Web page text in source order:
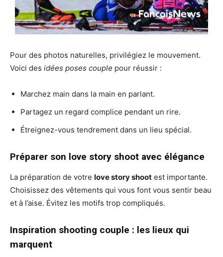
Pour des photos naturelles, privilégiez le mouvement.
Voici des idées poses couple pour réussir :
Marchez main dans la main en parlant.
Partagez un regard complice pendant un rire.
Étreignez-vous tendrement dans un lieu spécial.
Préparer son love story shoot avec élégance
La préparation de votre love story shoot est importante.
Choisissez des vêtements qui vous font vous sentir beau
et à l’aise. Évitez les motifs trop compliqués.
Inspiration shooting couple : les lieux qui
marquent